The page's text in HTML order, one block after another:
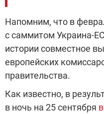
Напомним, что в
с саммитом Украина-
истории совместное
европейских
правительства.
Как известно, в
в ночь на 25 сентября